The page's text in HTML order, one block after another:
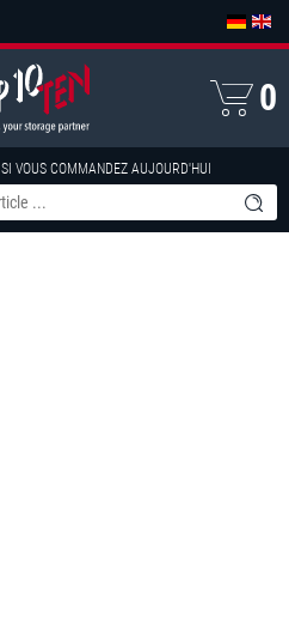
SI VOUS COMMANDEZ AUJOURD'HUI
0